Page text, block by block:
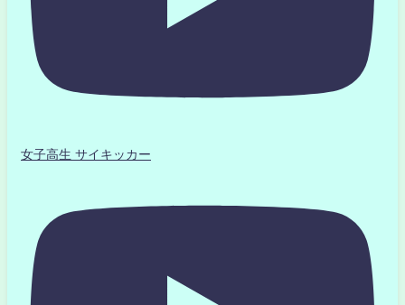
女子高生 サイキッカー